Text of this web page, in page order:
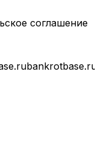
соглашение